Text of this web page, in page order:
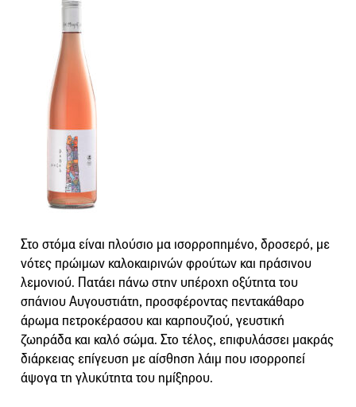
Στο στόμα είναι πλούσιο μα ισορροπημένο, δροσερό, με
νότες πρώιμων καλοκαιρινών φρούτων και πράσινου
λεμονιού. Πατάει πάνω στην υπέροχη οξύτητα του
σπάνιου Αυγουστιάτη, προσφέροντας πεντακάθαρο
άρωμα πετροκέρασου και καρπουζιού, γευστική
ζωηράδα και καλό σώμα. Στο τέλος, επιφυλάσσει μακράς
διάρκειας επίγευση με αίσθηση λάιμ που ισορροπεί
άψογα τη γλυκύτητα του ημίξηρου.